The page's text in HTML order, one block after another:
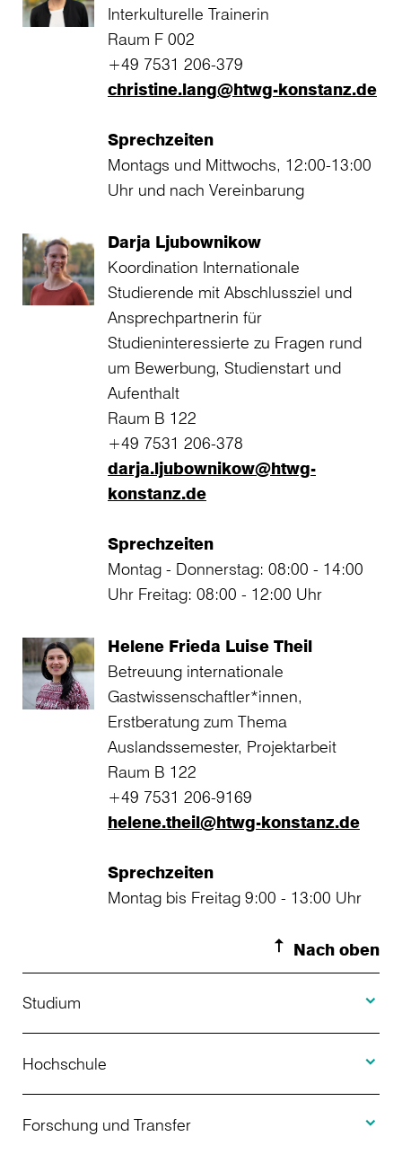
Interkulturelle Trainerin
Raum F 002
+49 7531 206-379
christine.lang@htwg-konstanz.de
Sprechzeiten
Montags und Mittwochs, 12:00-13:00
Uhr und nach Vereinbarung
Darja Ljubownikow
Koordination Internationale
Studierende mit Abschlussziel und
Ansprechpartnerin für
Studieninteressierte zu Fragen rund
um Bewerbung, Studienstart und
Aufenthalt
Raum B 122
+49 7531 206-378
darja.ljubownikow@htwg-
konstanz.de
Sprechzeiten
Montag - Donnerstag: 08:00 - 14:00
Uhr Freitag: 08:00 - 12:00 Uhr
Helene Frieda Luise Theil
Betreuung internationale
Gastwissenschaftler*innen,
Erstberatung zum Thema
Auslandssemester, Projektarbeit
Raum B 122
+49 7531 206-9169
helene.theil@htwg-konstanz.de
Sprechzeiten
Montag bis Freitag 9:00 - 13:00 Uhr
Nach oben
Studium
Studienangebot
Bewerbung
Hochschule
Über uns
Forschung und Transfer